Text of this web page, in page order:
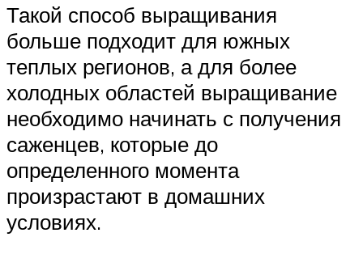
Такой способ выращивания
больше подходит для южных
теплых регионов, а для более
холодных областей выращивание
необходимо начинать с получения
саженцев, которые до
определенного момента
произрастают в домашних
условиях.